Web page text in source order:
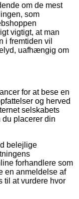
om de mest
som
vigtigt, at man
i fremtiden vil
uafhængig om
for at bese en
og herved
selskabets
placerer din
belejlige
forhandlere som
en anmeldelse af
til at vurdere hvor